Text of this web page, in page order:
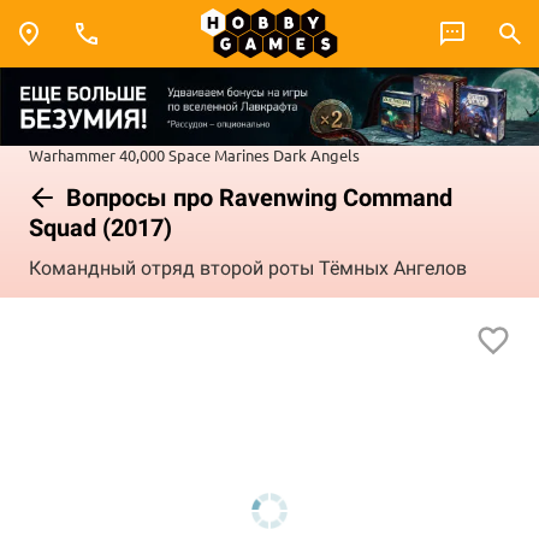
Warhammer 40,000Space Marines Dark Angels
Вопросы про Ravenwing Command
Squad (2017)
Командный отряд второй роты Тёмных Ангелов